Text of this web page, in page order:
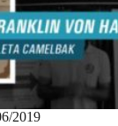
2019